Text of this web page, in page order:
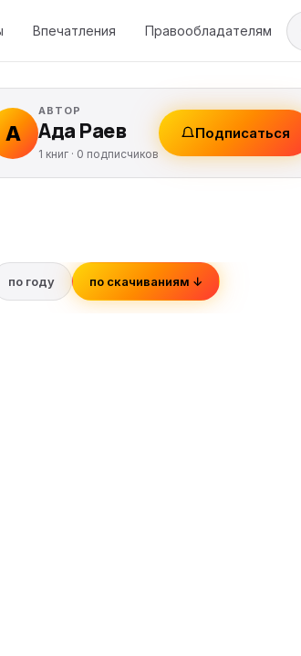
Впечатления Правообладателям
А
АВТОР
Ада Раев
1 книг · 0 подписчиков
Подписаться
по году по скачиваниям ↓